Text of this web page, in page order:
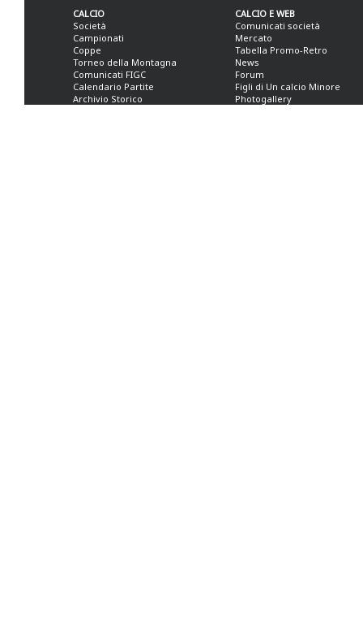
CALCIO
Società
Campionati
Coppe
Torneo della Montagna
Comunicati FIGC
Calendario Partite
Archivio Storico
CALCIO E WEB
Comunicati società
Mercato
Tabella Promo-Retro
News
Forum
Figli di Un calcio Minore
Photogallery